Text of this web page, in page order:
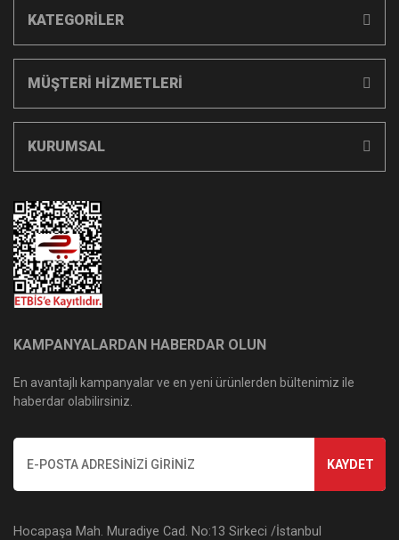
KATEGORİLER
MÜŞTERİ HİZMETLERİ
KURUMSAL
KAMPANYALARDAN HABERDAR OLUN
En avantajlı kampanyalar ve en yeni ürünlerden bültenimiz ile
haberdar olabilirsiniz.
KAYDET
Hocapaşa Mah. Muradiye Cad. No:13 Sirkeci /İstanbul